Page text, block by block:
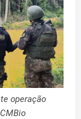
operação